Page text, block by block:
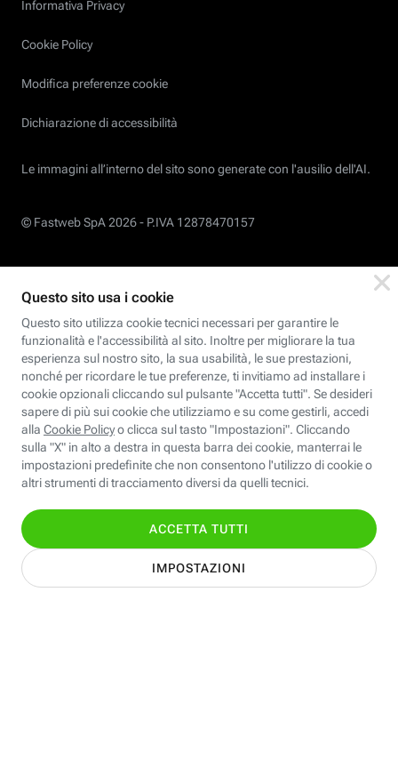
Informativa Privacy
Cookie Policy
Modifica preferenze cookie
Dichiarazione di accessibilità
Le immagini all’interno del sito sono generate con l'ausilio dell'AI.
© Fastweb SpA 2026 - P.IVA 12878470157